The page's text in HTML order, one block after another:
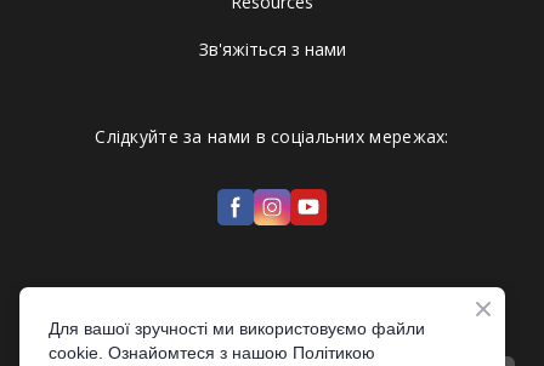
Зв'яжіться з нами
Слідкуйте за нами в соціальних мережах:
Підпишіться, щоб отримувати останні новини від нас
Для вашої зручності ми використовуємо файли
cookie. Ознайомтеся з нашою Політикою